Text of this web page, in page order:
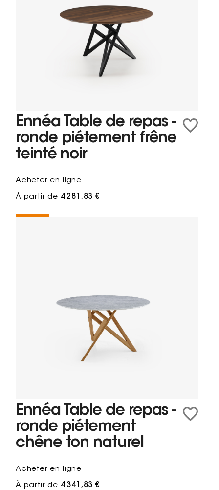
Ennéa Table de repas -
ronde piétement frêne
teinté noir
Acheter en ligne
À partir de 4 281,83 €
Ennéa Table de repas -
ronde piétement
chêne ton naturel
Acheter en ligne
À partir de 4 341,83 €